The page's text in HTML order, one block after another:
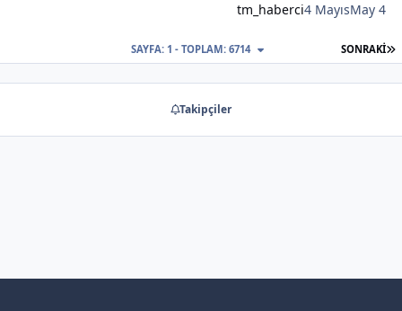
tm_haberci4 MayısMay 4
SONRAKI
SAYFA: 1 - TOPLAM: 6714
Takipçiler